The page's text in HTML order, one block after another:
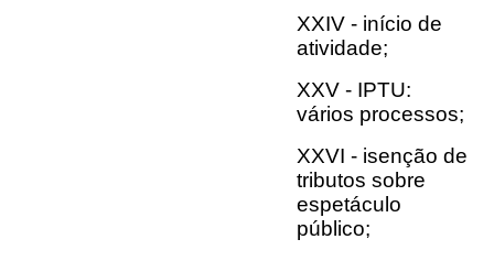
XXIV - início de
atividade;
XXV - IPTU:
vários processos;
XXVI - isenção de
tributos sobre
espetáculo
público;